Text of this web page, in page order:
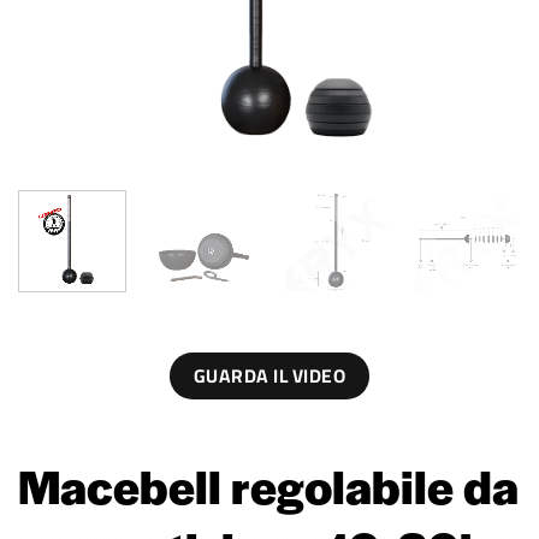
GUARDA IL VIDEO
Macebell regolabile da